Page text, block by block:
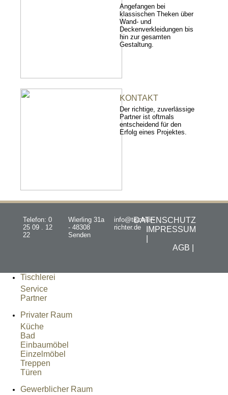
Angefangen bei
klassischen Theken über
Wand- und
Deckenverkleidungen bis
hin zur gesamten
Gestaltung.
KONTAKT
Der richtige, zuverlässige
Partner ist oftmals
entscheidend für den
Erfolg eines Projektes.
Telefon: 0
25 09 . 12
22
Wierling 31a
- 48308
Senden
info@tischler-
richter.de
DATENSCHUTZ
IMPRESSUM
AGB |
Tischlerei
Service
Partner
Privater Raum
Küche
Bad
Einbaumöbel
Einzelmöbel
Treppen
Türen
Gewerblicher Raum